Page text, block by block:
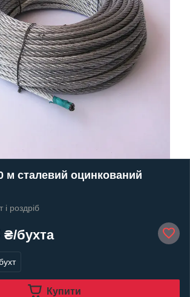
м сталевий оцинкований
і роздріб
₴/бухта
Купити